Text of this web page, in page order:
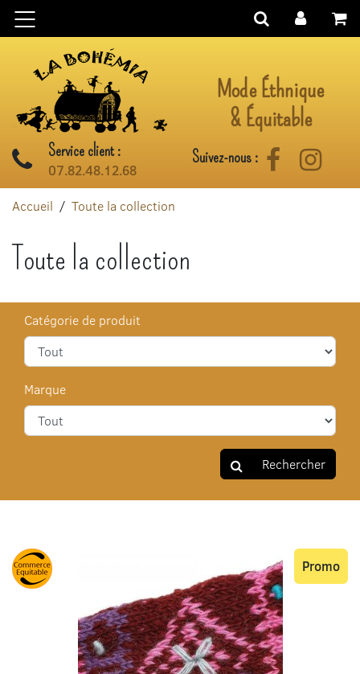
Aller au contenu
Mode Éthnique
& Équitable
Service client :
07.82.48.12.68
Suivez-nous : Facebook
Accueil Toute la collection
Toute la collection
Catégorie de produit
Marque
Rechercher
Promo